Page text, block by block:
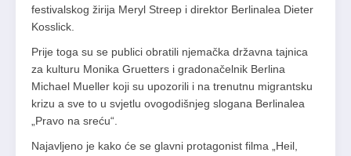
festivalskog žirija Meryl Streep i direktor Berlinalea Dieter
Kosslick.
Prije toga su se publici obratili njemačka državna tajnica
za kulturu Monika Gruetters i gradonačelnik Berlina
Michael Mueller koji su upozorili i na trenutnu migrantsku
krizu a sve to u svjetlu ovogodišnjeg slogana Berlinalea
„Pravo na sreću“.
Najavljeno je kako će se glavni protagonist filma „Heil,